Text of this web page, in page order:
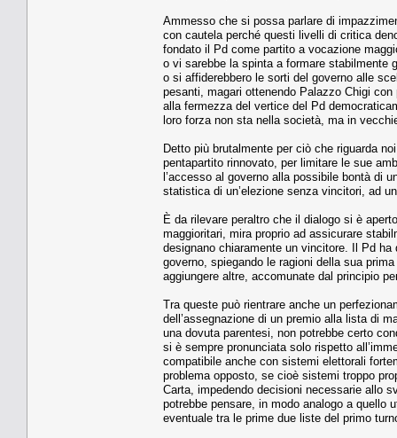
Ammesso che si possa parlare di
con cautela perché questi livelli di critica
fondato il Pd come partito a vocazione
o vi sarebbe la spinta a formare stabilmente
o si affiderebbero le sorti del governo alle
pesanti, magari ottenendo Palazzo Chigi
alla fermezza del vertice del Pd
loro forza non sta nella società, ma in
Detto più brutalmente per ciò che riguarda
pentapartito rinnovato, per limitare le sue
l’accesso al governo alla possibile bontà di
statistica di un’elezione senza vincitori, ad
È da rilevare peraltro che il dialogo si è
maggioritari, mira proprio ad assicurare
designano chiaramente un vincitore. Il Pd
governo, spiegando le ragioni della sua
aggiungere altre, accomunate dal principio
Tra queste può rientrare anche un
dell’assegnazione di un premio alla lista di
una dovuta parentesi, non potrebbe certo
si è sempre pronunciata solo rispetto
compatibile anche con sistemi elettorali
problema opposto, se cioè sistemi troppo
Carta, impedendo decisioni necessarie allo
potrebbe pensare, in modo analogo a quello
eventuale tra le prime due liste del primo